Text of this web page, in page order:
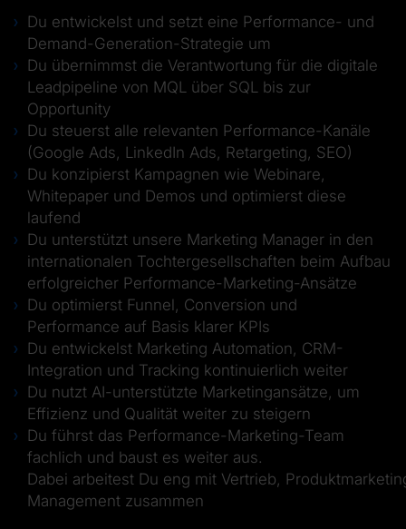
Du entwickelst und setzt eine Performance- und
Demand-Generation-Strategie um
Du übernimmst die Verantwortung für die digitale
Leadpipeline von MQL über SQL bis zur
Opportunity
Du steuerst alle relevanten Performance-Kanäle
(Google Ads, LinkedIn Ads, Retargeting, SEO)
Du konzipierst Kampagnen wie Webinare,
Whitepaper und Demos und optimierst diese
laufend
Du unterstützt unsere Marketing Manager in den
internationalen Tochtergesellschaften beim Aufbau
erfolgreicher Performance-Marketing-Ansätze
Du optimierst Funnel, Conversion und
Performance auf Basis klarer KPIs
Du entwickelst Marketing Automation, CRM-
Integration und Tracking kontinuierlich weiter
Du nutzt AI-unterstützte Marketingansätze, um
Effizienz und Qualität weiter zu steigern
Du führst das Performance-Marketing-Team
fachlich und baust es weiter aus.
Dabei arbeitest Du eng mit Vertrieb,
Management zusammen